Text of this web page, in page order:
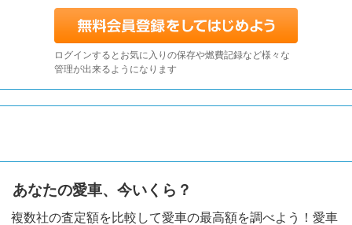
ログインするとお気に入りの保存や燃費記録など様々な
管理が出来るようになります
あなたの愛車、今いくら？
複数社の査定額を比較して愛車の最高額を調べよう！愛車